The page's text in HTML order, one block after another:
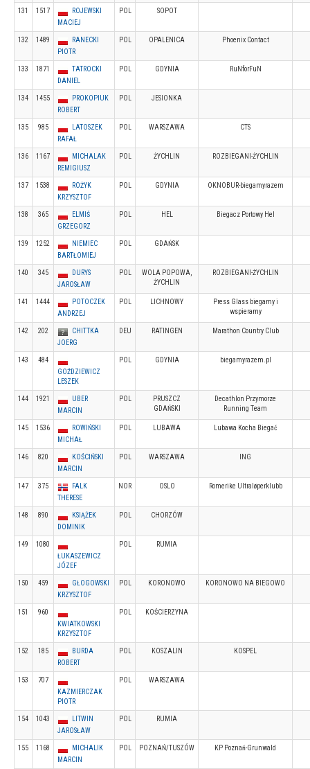
131 1517
ROJEWSKI
MACIEJ
POL SOPOT
132 1489
RANECKI
PIOTR
POL OPALENICA Phoenix Contact
133 1871
TATROCKI
DANIEL
POL GDYNIA RuNforFuN
134 1455
PROKOPIUK
ROBERT
POL JESIONKA
135 985
LATOSZEK
RAFAŁ
POL WARSZAWA CTS
136 1167
MICHALAK
REMIGIUSZ
POL ŻYCHLIN ROZBIEGANI-ŻYCHLIN
137 1538
ROŻYK
KRZYSZTOF
POL GDYNIA OKNOBUR-biegamyrazem
138 365
ELMIŚ
GRZEGORZ
POL HEL Biegacz Portowy Hel
139 1252
NIEMIEC
BARTŁOMIEJ
POL GDAŃSK
140 345
DURYS
JAROSŁAW
POL
WOLA POPOWA,
ŻYCHLIN
ROZBIEGANI-ŻYCHLIN
141 1444
POTOCZEK
ANDRZEJ
POL LICHNOWY
Press Glass biegamy i
wspieramy
142 202
CHITTKA
JOERG
DEU RATINGEN Marathon Country Club
143
484
GOŹDZIEWICZ
LESZEK
POL GDYNIA biegamyrazem.pl
144 1921
UBER
MARCIN
POL
PRUSZCZ
GDAŃSKI
Decathlon Przymorze
Running Team
145 1536
ROWIŃSKI
MICHAŁ
POL LUBAWA Lubawa Kocha Biegać
146 820
KOŚCIŃSKI
MARCIN
POL WARSZAWA ING
147 375
FALK
THERESE
NOR OSLO Romerike Ultraløperklubb
148 890
KSIĄŻEK
DOMINIK
POL CHORZÓW
149
1080
ŁUKASZEWICZ
JÓZEF
POL RUMIA
150 459
GŁOGOWSKI
KRZYSZTOF
POL KORONOWO KORONOWO NA BIEGOWO
151
960
KWIATKOWSKI
KRZYSZTOF
POL KOŚCIERZYNA
152 185
BURDA
ROBERT
POL KOSZALIN KOSPEL
153
707
KAZMIERCZAK
PIOTR
POL WARSZAWA
154 1043
LITWIN
JAROSŁAW
POL RUMIA
155 1168
MICHALIK
MARCIN
POL POZNAŃ/TUSZÓW KP Poznań-Grunwald